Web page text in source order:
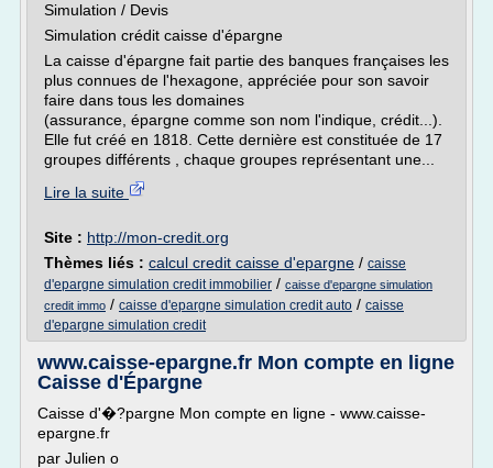
Simulation / Devis
Simulation crédit caisse d'épargne
La caisse d'épargne fait partie des banques françaises les
plus connues de l'hexagone, appréciée pour son savoir
faire dans tous les domaines
(assurance, épargne comme son nom l'indique, crédit...).
Elle fut créé en 1818. Cette dernière est constituée de 17
groupes différents , chaque groupes représentant une...
Lire la suite
Site : http://mon-credit.org
Thèmes liés : calcul credit caisse d'epargne / caisse
d'epargne simulation credit immobilier / caisse d'epargne simulation
credit immo / caisse d'epargne simulation credit auto / caisse
d'epargne simulation credit
www.caisse-epargne.fr Mon compte en ligne
Caisse d'Épargne
Caisse d'�?pargne Mon compte en ligne - www.caisse-
epargne.fr
par Julien o